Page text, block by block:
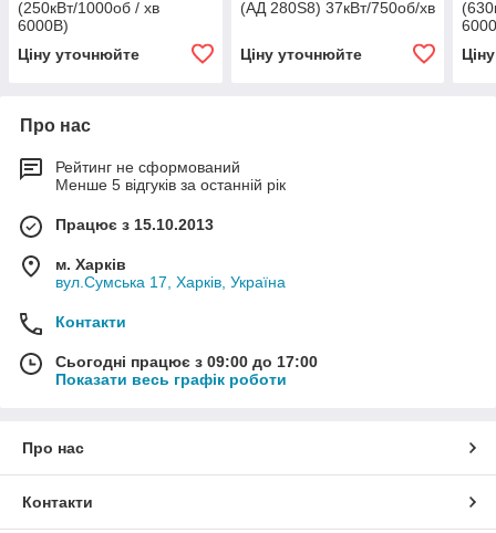
(250кВт/1000об / хв
6000В)
Ціну уточнюйте
(АД 280S8) 37кВт/750об/хв
Ціну уточнюйте
Про нас
Рейтинг не сформований
Менше 5 відгуків за останній рік
Працює з 15.10.2013
м. Харків
вул.Сумська 17, Харків, Україна
Контакти
Сьогодні працює з 09:00 до 17:00
Показати весь графік роботи
Про нас
Контакти